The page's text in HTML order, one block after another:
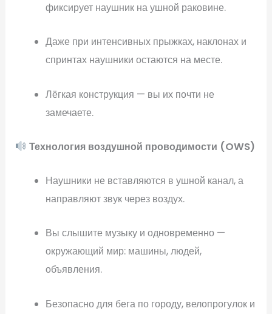
фиксирует наушник на ушной раковине.
Даже при интенсивных прыжках, наклонах и
спринтах наушники остаются на месте.
Лёгкая конструкция — вы их почти не
замечаете.
Технология воздушной проводимости (OWS)
Наушники не вставляются в ушной канал, а
направляют звук через воздух.
Вы слышите музыку и одновременно —
окружающий мир: машины, людей,
объявления.
Безопасно для бега по городу, велопрогулок и